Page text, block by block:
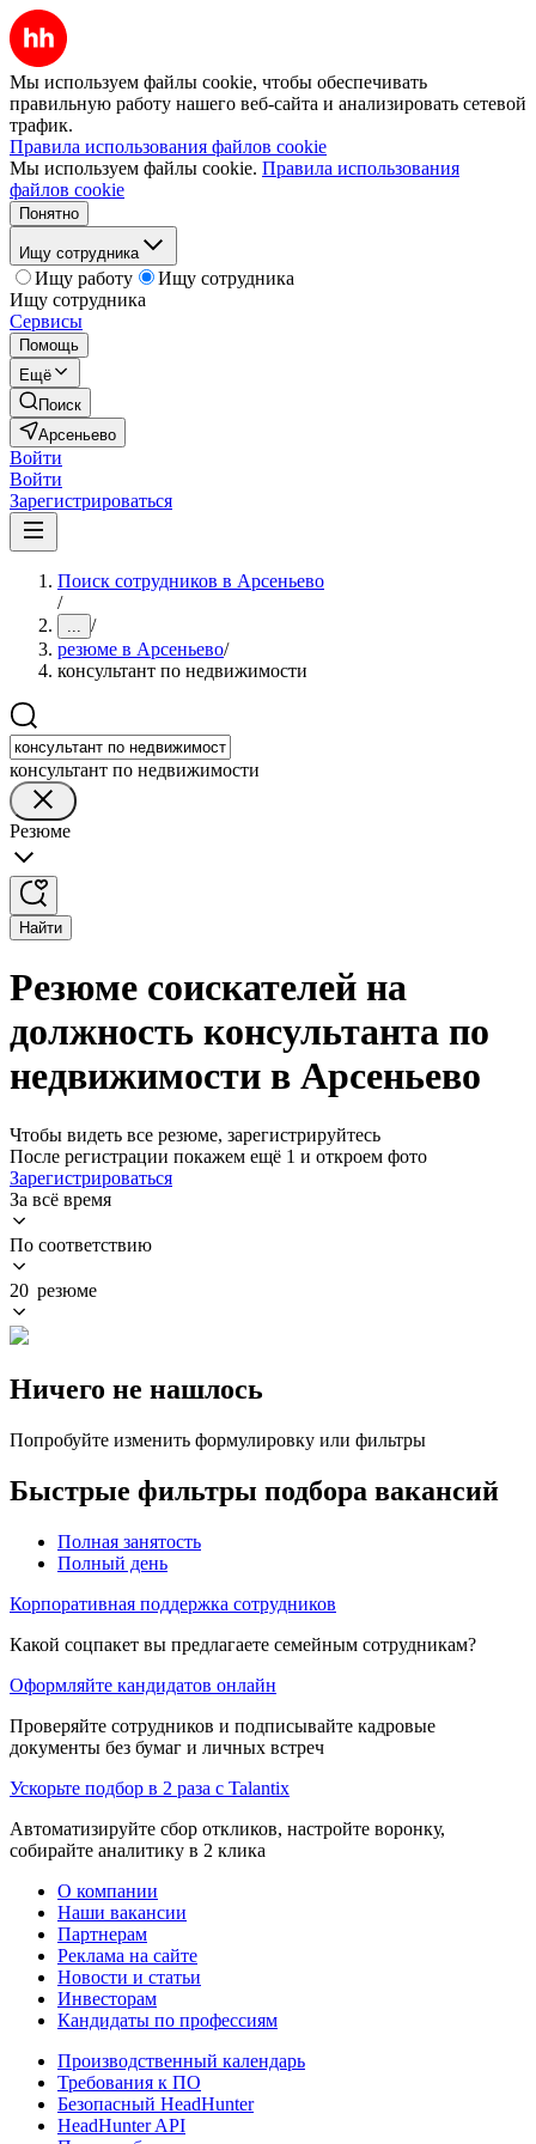
Мы используем файлы cookie, чтобы обеспечивать
правильную работу нашего веб-сайта и анализировать сетевой
трафик.
Правила использования файлов cookie
Мы используем файлы cookie. Правила использования
файлов cookie
Понятно
Ищу сотрудника
Ищу работу
Ищу сотрудника
Ищу сотрудника
Сервисы
Помощь
Ещё
Поиск
Арсеньево
Войти
Войти
Зарегистрироваться
Поиск сотрудников в Арсеньево
/
... /
резюме в Арсеньево/
консультант по недвижимости
консультант по недвижимости
Резюме
Найти
Резюме соискателей на
должность консультанта по
недвижимости в Арсеньево
Чтобы видеть все резюме, зарегистрируйтесь
После регистрации покажем ещё 1 и откроем фото
Зарегистрироваться
За всё время
По соответствию
20 резюме
Ничего не нашлось
Попробуйте изменить формулировку или фильтры
Быстрые фильтры подбора вакансий
Полная занятость
Полный день
Корпоративная поддержка сотрудников
Какой соцпакет вы предлагаете семейным сотрудникам?
Оформляйте кандидатов онлайн
Проверяйте сотрудников и подписывайте кадровые
документы без бумаг и личных встреч
Ускорьте подбор в 2 раза с Talantix
Автоматизируйте сбор откликов, настройте воронку,
собирайте аналитику в 2 клика
О компании
Наши вакансии
Партнерам
Реклама на сайте
Новости и статьи
Инвесторам
Кандидаты по профессиям
Производственный календарь
Требования к ПО
Безопасный HeadHunter
HeadHunter API